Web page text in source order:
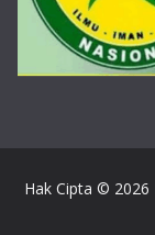
Hak Cipta © 2026